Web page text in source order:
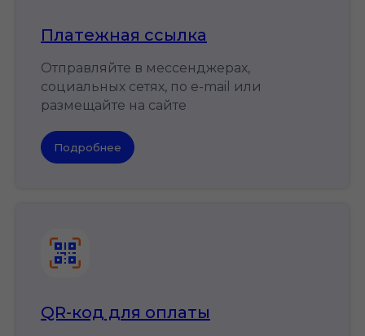
Платежная ссылка
Отправляйте в мессенджерах,
социальных сетях, по e-mail или
размещайте на сайте
Подробнее
QR-код для оплаты